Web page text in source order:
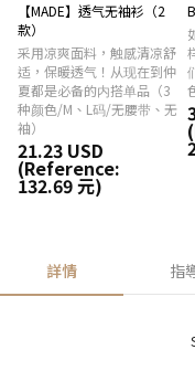
【MADE】透气无袖衫（2
款）
采用凉爽面料，触感清凉舒
适，保暖透气！从现在到仲
夏都是必备的内搭单品（3
种颜色/M、L码/无腰带、无
袖）
21.23 USD
(Reference:
132.69 元)
詳情 指